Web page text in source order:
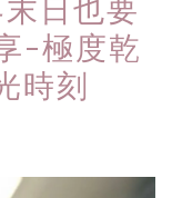
日也要
-極度乾
時刻